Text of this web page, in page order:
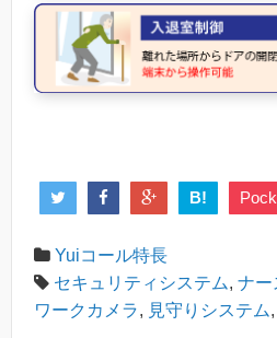
B!
Yuiコール特長
セキュリティシステム, ナー
ワークカメラ, 見守りシステム,